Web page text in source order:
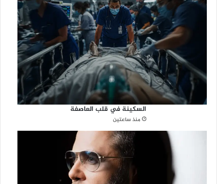
السكينة في قلب العاصفة
منذ ساعتين